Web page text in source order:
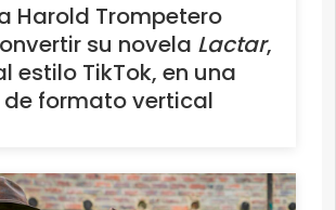
Harold Trompetero
su novela Lactar,
estilo TikTok, en una
formato vertical